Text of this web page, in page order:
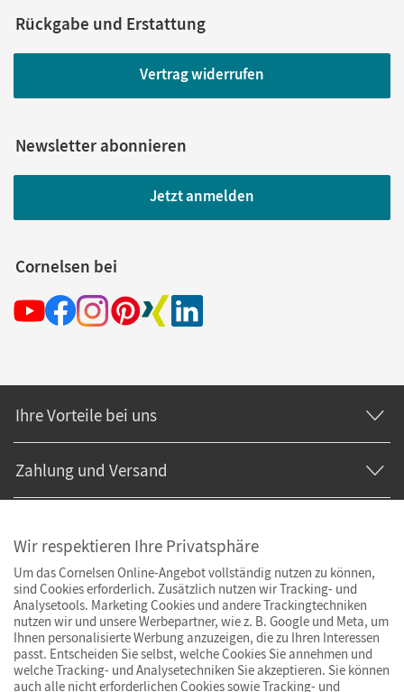
Rückgabe und Erstattung
Vertrag widerrufen
Newsletter abonnieren
Jetzt anmelden
Cornelsen bei
Ihre Vorteile bei uns
Zahlung und Versand
Wir respektieren Ihre Privatsphäre
Um das Cornelsen Online-Angebot vollständig nutzen zu können,
sind Cookies erforderlich. Zusätzlich nutzen wir Tracking- und
Analysetools. Marketing Cookies und andere Trackingtechniken
nutzen wir und unsere Werbepartner, wie z. B. Google und Meta, um
Ihnen personalisierte Werbung anzuzeigen, die zu Ihren Interessen
passt. Entscheiden Sie selbst, welche Cookies Sie annehmen und
welche Tracking- und Analysetechniken Sie akzeptieren. Sie können
auch alle nicht erforderlichen Cookies sowie Tracking- und